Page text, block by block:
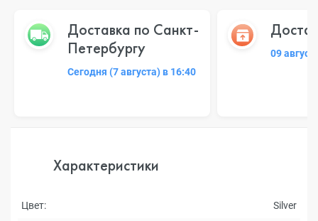
Доставка по Санкт-
Петербургу
Сегодня (7 августа) в 16:40
09
Характеристики
Цвет: Silver